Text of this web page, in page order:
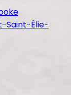
Saint-Élie-